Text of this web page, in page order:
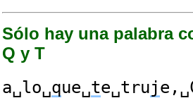
Sólo hay una palabra
Q y T
a␣lo␣que␣te␣truj